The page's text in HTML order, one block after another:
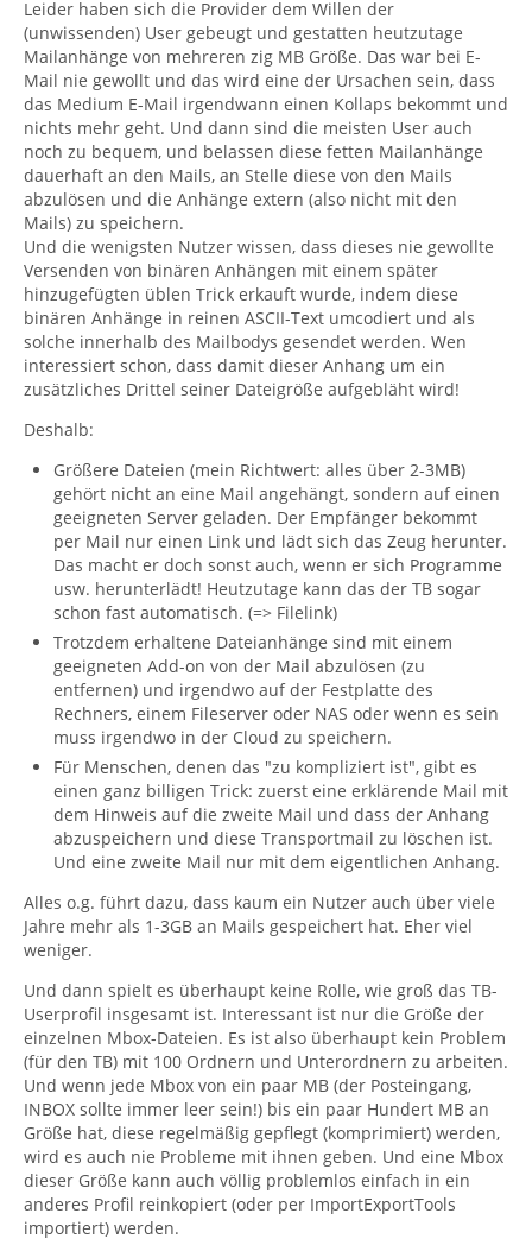
Leider haben sich die Provider dem Willen der
(unwissenden) User gebeugt und gestatten heutzutage
Mailanhänge von mehreren zig MB Größe. Das war bei E-
Mail nie gewollt und das wird eine der Ursachen sein, dass
das Medium E-Mail irgendwann einen Kollaps bekommt und
nichts mehr geht. Und dann sind die meisten User auch
noch zu bequem, und belassen diese fetten Mailanhänge
dauerhaft an den Mails, an Stelle diese von den Mails
abzulösen und die Anhänge extern (also nicht mit den
Mails) zu speichern.
Und die wenigsten Nutzer wissen, dass dieses nie gewollte
Versenden von binären Anhängen mit einem später
hinzugefügten üblen Trick erkauft wurde, indem diese
binären Anhänge in reinen ASCII-Text umcodiert und als
solche innerhalb des Mailbodys gesendet werden. Wen
interessiert schon, dass damit dieser Anhang um ein
zusätzliches Drittel seiner Dateigröße aufgebläht wird!
Deshalb:
Größere Dateien (mein Richtwert: alles über 2-3MB)
gehört nicht an eine Mail angehängt, sondern auf einen
geeigneten Server geladen. Der Empfänger bekommt
per Mail nur einen Link und lädt sich das Zeug herunter.
Das macht er doch sonst auch, wenn er sich Programme
usw. herunterlädt! Heutzutage kann das der TB sogar
schon fast automatisch. (=> Filelink)
Trotzdem erhaltene Dateianhänge sind mit einem
geeigneten Add-on von der Mail abzulösen (zu
entfernen) und irgendwo auf der Festplatte des
Rechners, einem Fileserver oder NAS oder wenn es sein
muss irgendwo in der Cloud zu speichern.
Für Menschen, denen das "zu kompliziert ist", gibt es
einen ganz billigen Trick: zuerst eine erklärende Mail mit
dem Hinweis auf die zweite Mail und dass der Anhang
abzuspeichern und diese Transportmail zu löschen ist.
Und eine zweite Mail nur mit dem eigentlichen Anhang.
Alles o.g. führt dazu, dass kaum ein Nutzer auch über viele
Jahre mehr als 1-3GB an Mails gespeichert hat. Eher viel
weniger.
Und dann spielt es überhaupt keine Rolle, wie groß das TB-
Userprofil insgesamt ist. Interessant ist nur die Größe der
einzelnen Mbox-Dateien. Es ist also überhaupt kein Problem
(für den TB) mit 100 Ordnern und Unterordnern zu arbeiten.
Und wenn jede Mbox von ein paar MB (der Posteingang,
INBOX sollte immer leer sein!) bis ein paar Hundert MB an
Größe hat, diese regelmäßig gepflegt (komprimiert) werden,
wird es auch nie Probleme mit ihnen geben. Und eine Mbox
dieser Größe kann auch völlig problemlos einfach in ein
anderes Profil reinkopiert (oder per ImportExportTools
importiert) werden.